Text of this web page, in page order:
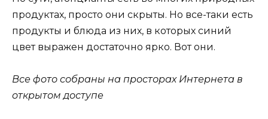
продуктах, просто они скрыты. Но все-таки есть
продукты и блюда из них, в которых синий
цвет выражен достаточно ярко. Вот они.
Все фото собраны на просторах Интернета в
открытом доступе